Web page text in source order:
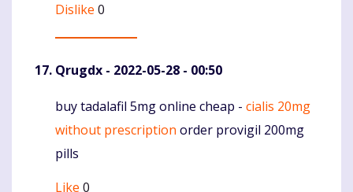
Dislike 0
Qrugdx - 2022-05-28 - 00:50
Komentaras
buy tadalafil 5mg online cheap - cialis 20mg
without prescription order provigil 200mg
pills
Like 0